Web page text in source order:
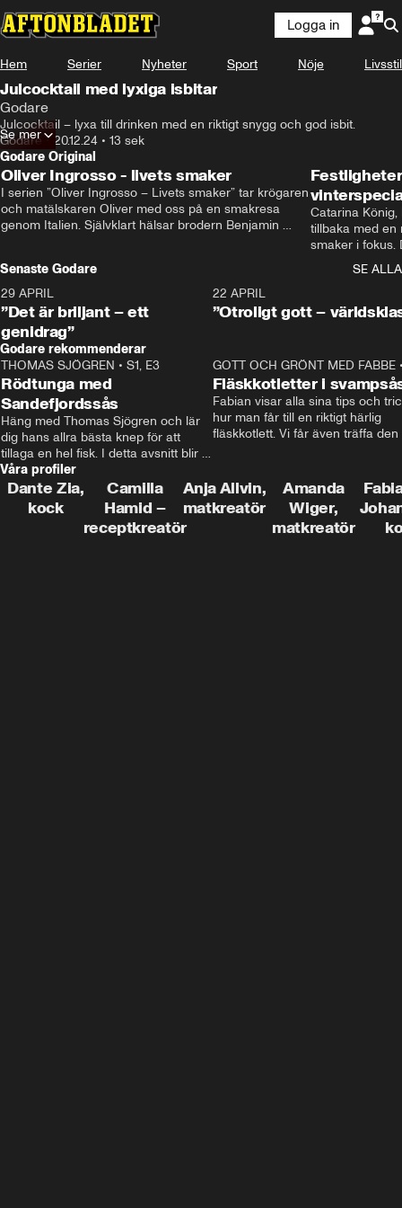
Logga in
Hem Serier Nyheter Sport Nöje Livsstil
Julcocktail med lyxiga isbitar
Godare
Julcocktail – lyxa till drinken med en riktigt snygg och god isbit.
Godare • 20.12.24 • 13 sek
Se mer
Godare Original
Oliver Ingrosso - livets smaker
I serien ”Oliver Ingrosso – Livets smaker” tar krögaren
och matälskaren Oliver med oss på en smakresa
genom Italien. Självklart hälsar brodern Benjamin
Catarina
tillbaka med en
smaker i fokus.
julfavoriter
Senaste Godare
SE ALLA
29 APRIL
”Det är briljant – ett
genidrag”
22 APRIL
”Otroligt gott –
Godare rekommenderar
THOMAS SJÖGREN • S1, E3
Rödtunga med
Sandefjordssås
Häng med Thomas Sjögren och lär
dig hans allra bästa knep för att
tillaga en hel fisk. I detta avsnitt blir
de helstekt rödtunga med
sandefjordssås och en magisk sallad
på pepparrot och äpple.
GOTT OCH GRÖNT MED FABBE
Fläskkotletter i
Fabian visar alla sina tips och
hur man får till en riktigt härlig
fläskkotlett. Vi får även träffa den
grisbonde på Gotland.
Våra profiler
Dante Zia,
kock
Camilla
Hamid –
receptkreatör
Anja Allvin,
matkreatör
Amanda
Wiger,
matkreatör